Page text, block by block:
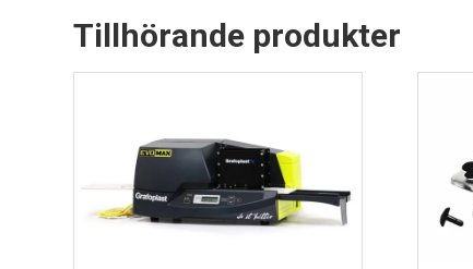
Tillhörande produkter